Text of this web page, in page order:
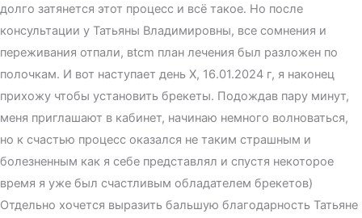
долго затянется этот процесс и всё такое. Но после
консультации у Татьяны Владимировны, все сомнения и
переживания отпали, вtcm план лечения был разложен по
полочкам. И вот наступает день Х, 16.01.2024 г, я наконец
прихожу чтобы установить брекеты. Подождав пару минут,
меня приглашают в кабинет, начинаю немного волноваться,
но к счастью процесс оказался не таким страшным и
болезненным как я себе представлял и спустя некоторое
время я уже был счастливым обладателем брекетов)
Отдельно хочется выразить бальшую благодарность Татьяне